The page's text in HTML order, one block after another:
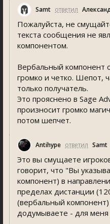
Samt ответил
Пожалуйста, не
текста сообщения не
компонентом.
Вербальный компонент
громко и четко. Шепот,
только получатель.
Это прояснено в Sage
произносит громко
потом шепчет.
Antihype ответил Samt
Это вы смущаете
говорит, что "Вы
компонент) в
пределах дистанции
(вербальный
додумываете - для меня